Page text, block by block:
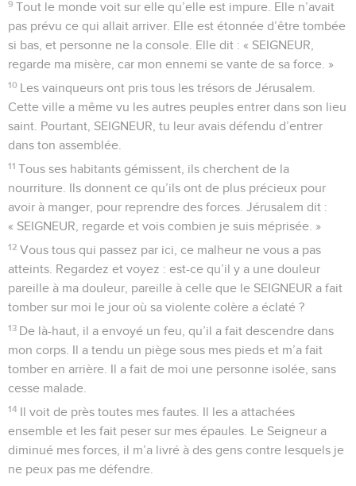
9 Tout le monde voit sur elle qu’elle est impure. Elle n’avait
pas prévu ce qui allait arriver. Elle est étonnée d’être tombée
si bas, et personne ne la console. Elle dit : « SEIGNEUR,
regarde ma misère, car mon ennemi se vante de sa force. »
10 Les vainqueurs ont pris tous les trésors de Jérusalem.
Cette ville a même vu les autres peuples entrer dans son lieu
saint. Pourtant, SEIGNEUR, tu leur avais défendu d’entrer
dans ton assemblée.
11 Tous ses habitants gémissent, ils cherchent de la
nourriture. Ils donnent ce qu’ils ont de plus précieux pour
avoir à manger, pour reprendre des forces. Jérusalem dit :
« SEIGNEUR, regarde et vois combien je suis méprisée. »
12 Vous tous qui passez par ici, ce malheur ne vous a pas
atteints. Regardez et voyez : est-ce qu’il y a une douleur
pareille à ma douleur, pareille à celle que le SEIGNEUR a fait
tomber sur moi le jour où sa violente colère a éclaté ?
13 De là-haut, il a envoyé un feu, qu’il a fait descendre dans
mon corps. Il a tendu un piège sous mes pieds et m’a fait
tomber en arrière. Il a fait de moi une personne isolée, sans
cesse malade.
14 Il voit de près toutes mes fautes. Il les a attachées
ensemble et les fait peser sur mes épaules. Le Seigneur a
diminué mes forces, il m’a livré à des gens contre lesquels je
ne peux pas me défendre.